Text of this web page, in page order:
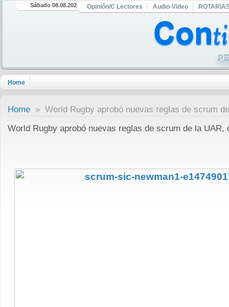
Sábado 08.08.2026 Opinión/C Lectores Audio-Video
Home
Home » World Rugby aprobó nuevas reglas de scrum
World Rugby aprobó nuevas reglas de scrum de la UAR,